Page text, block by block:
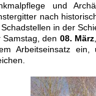
und
nach
in der
Samstag, den 08. März
Arbeitseinsatz